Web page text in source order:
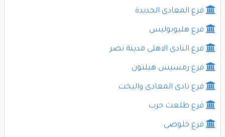
فرع المعادى الجديدة
فرع هليوبوليس
فرع النادى الاهلى مدينة نصر
فرع رمسيس هيلتون
فرع نادى المعادى واليخت
فرع طلعت حرب
فرع خلوصى